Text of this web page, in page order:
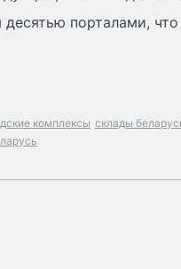
порталами,
комплексы склады